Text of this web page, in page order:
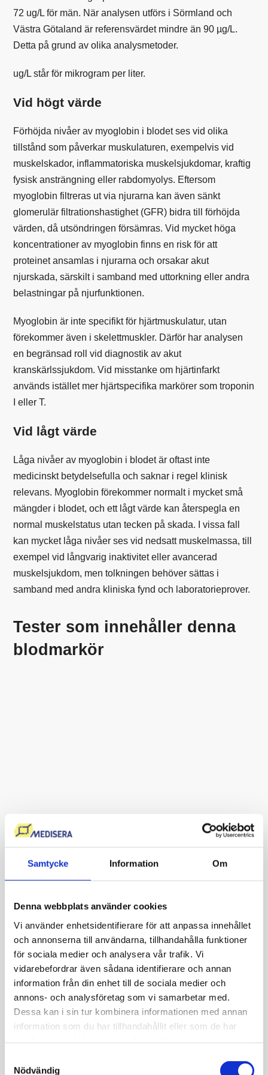
Samtycke Information Om
Denna webbplats använder cookies
Vi använder enhetsidentifierare för att anpassa innehållet
och annonserna till användarna, tillhandahålla funktioner
för sociala medier och analysera vår trafik. Vi
vidarebefordrar även sådana identifierare och annan
information från din enhet till de sociala medier och
annons- och analysföretag som vi samarbetar med.
Dessa kan i sin tur kombinera informationen med annan
information som du har tillhandahållit eller som de har
Nödvändig
72 ug/L för män. När analysen utförs i Sörmland och
Västra Götaland är referensvärdet mindre än 90 µg/L.
Detta på grund av olika analysmetoder.
ug/L står för mikrogram per liter.
Vid högt värde
Förhöjda nivåer av myoglobin i blodet ses vid olika
tillstånd som påverkar muskulaturen, exempelvis vid
muskelskador, inflammatoriska muskelsjukdomar, kraftig
fysisk ansträngning eller rabdomyolys. Eftersom
myoglobin filtreras ut via njurarna kan även sänkt
glomerulär filtrationshastighet (GFR) bidra till förhöjda
värden, då utsöndringen försämras. Vid mycket höga
koncentrationer av myoglobin finns en risk för att
proteinet ansamlas i njurarna och orsakar akut
njurskada, särskilt i samband med uttorkning eller andra
belastningar på njurfunktionen.
Myoglobin är inte specifikt för hjärtmuskulatur, utan
förekommer även i skelettmuskler. Därför har analysen
en begränsad roll vid diagnostik av akut
kranskärlssjukdom. Vid misstanke om hjärtinfarkt
används istället mer hjärtspecifika markörer som troponin
I eller T.
Vid lågt värde
Låga nivåer av myoglobin i blodet är oftast inte
medicinskt betydelsefulla och saknar i regel klinisk
relevans. Myoglobin förekommer normalt i mycket små
mängder i blodet, och ett lågt värde kan återspegla en
normal muskelstatus utan tecken på skada. I vissa fall
kan mycket låga nivåer ses vid nedsatt muskelmassa, till
exempel vid långvarig inaktivitet eller avancerad
muskelsjukdom, men tolkningen behöver sättas i
samband med andra kliniska fynd och laboratorieprover.
Tester som innehåller denna
blodmarkör
Hälsokontroll via blodprov
Beställning & provsvar online
Få kunskap om dina blodvärden, undersök om du är